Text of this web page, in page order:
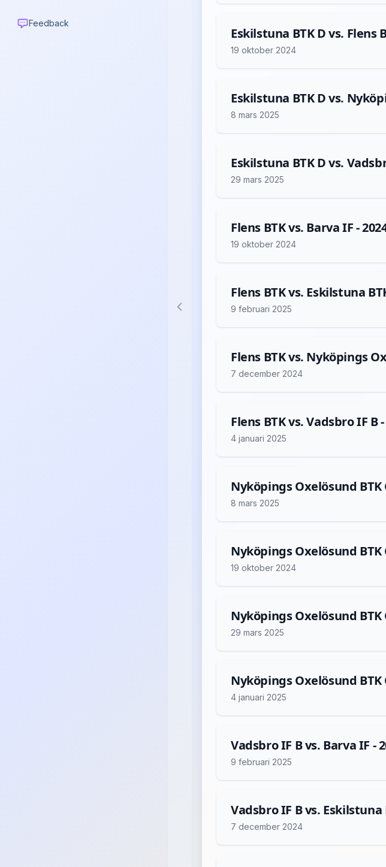
Feedback
Eskilstuna BTK D vs. Flens
19 oktober 2024
Eskilstuna BTK D vs.
8 mars 2025
Eskilstuna BTK D vs.
29 mars 2025
Flens BTK vs. Barva IF -
19 oktober 2024
Flens BTK vs. Eskilstuna
9 februari 2025
Flens BTK vs. Nyköpings
7 december 2024
Flens BTK vs. Vadsbro IF B -
4 januari 2025
Nyköpings Oxelösund BTK
8 mars 2025
Nyköpings Oxelösund BTK
19 oktober 2024
Nyköpings Oxelösund BTK
29 mars 2025
Nyköpings Oxelösund BTK
4 januari 2025
Vadsbro IF B vs. Barva IF -
9 februari 2025
Vadsbro IF B vs. Eskilstuna
7 december 2024